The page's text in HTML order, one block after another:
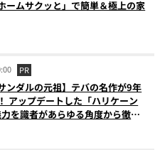
ームサクッと」で簡単＆極上の家
PR
ンダルの元祖】テバの名作が9年
アップデートした「ハリケーン
を識者があらゆる角度から徹底